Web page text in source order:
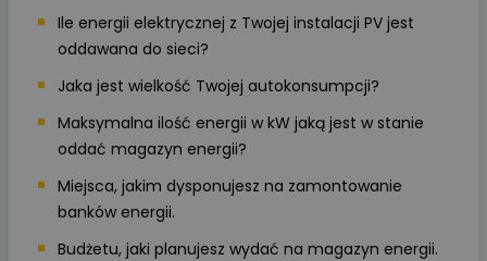
Ile energii elektrycznej z Twojej instalacji PV jest
oddawana do sieci?
Jaka jest wielkość Twojej autokonsumpcji?
Maksymalna ilość energii w kW jaką jest w stanie
oddać magazyn energii?
Miejsca, jakim dysponujesz na zamontowanie
banków energii.
Budżetu, jaki planujesz wydać na magazyn energii.